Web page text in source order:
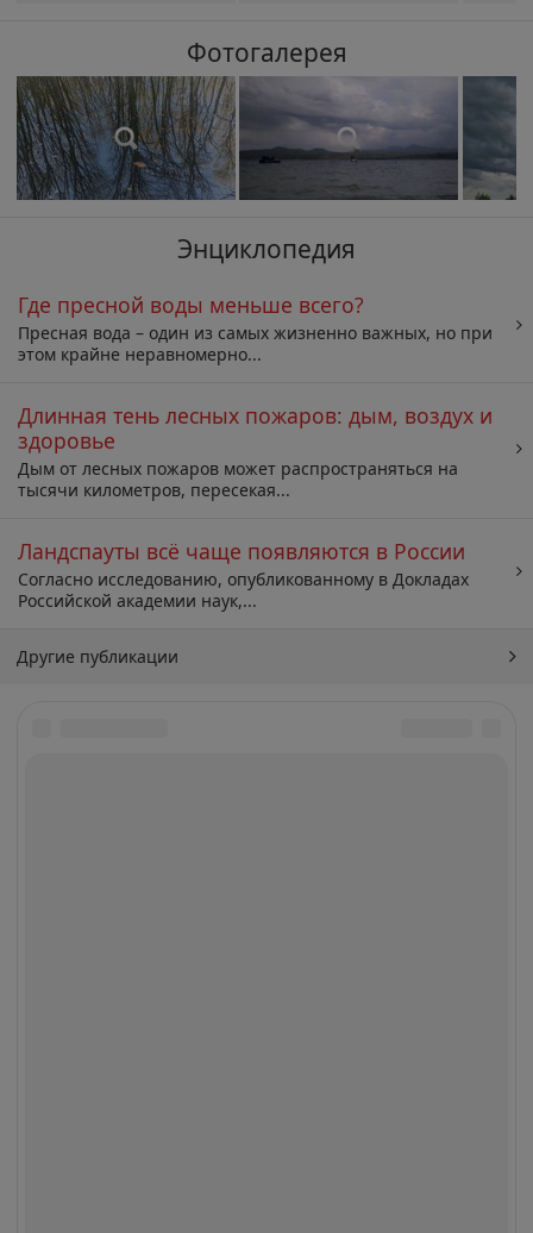
Фотогалерея
Энциклопедия
Где пресной воды меньше всего?
Пресная вода – один из самых жизненно важных, но при
этом крайне неравномерно...
Длинная тень лесных пожаров: дым, воздух и
здоровье
Дым от лесных пожаров может распространяться на
тысячи километров, пересекая...
Ландспауты всё чаще появляются в России
Согласно исследованию, опубликованному в Докладах
Российской академии наук,...
Другие публикации